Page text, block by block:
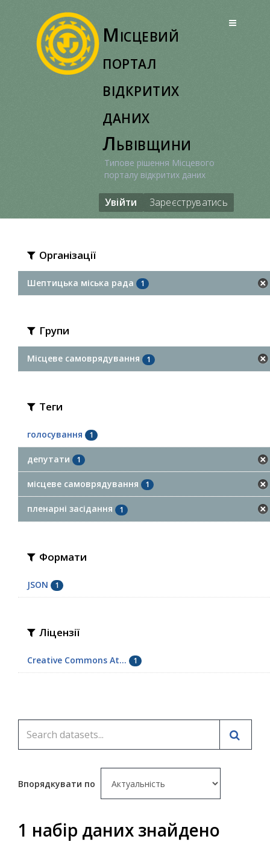
Місцевий
портал
відкритих
даних
Львівщини
Типове рішення Місцевого
порталу відкритих даних
Увійти Зареєструватись
Організації
Шептицька міська рада 1
Групи
Місцеве самоврядування 1
Теги
голосування 1
депутати 1
місцеве самоврядування 1
пленарні засідання 1
Формати
JSON 1
Ліцензії
Creative Commons At... 1
Впорядкувати по
1 набір даних знайдено